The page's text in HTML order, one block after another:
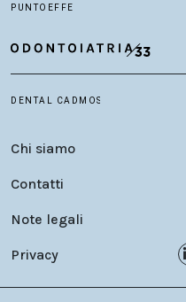
Chi siamo
Contatti
Note legali
Privacy